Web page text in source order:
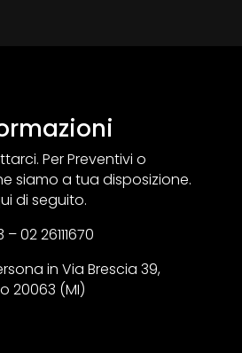
Per Preventivi o
siamo a tua disposizione.
di seguito.
02 26111670
in Via Brescia 39,
20063 (MI)